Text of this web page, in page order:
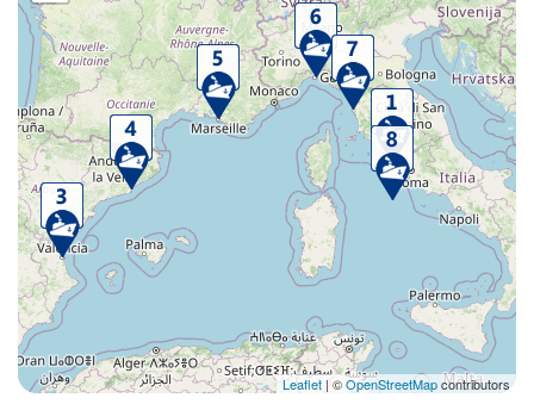
Leaflet | ©OpenStreetMapcontributors